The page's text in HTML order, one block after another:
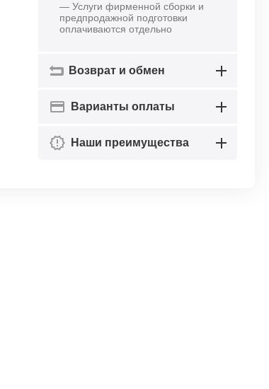
— Услуги фирменной сборки и
предпродажной подготовки
оплачиваются отдельно
Возврат и обмен
Варианты оплаты
Наши преимущества